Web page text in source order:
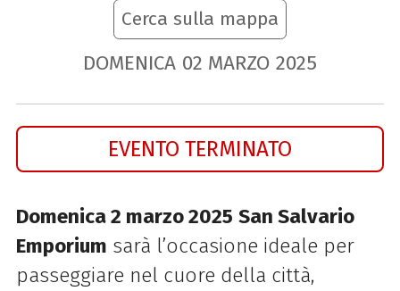
Cerca sulla mappa
DOMENICA 02 MARZO 2025
EVENTO TERMINATO
Domenica 2 marzo 2025 San Salvario
Emporium sarà l’occasione ideale per
passeggiare nel cuore della città,